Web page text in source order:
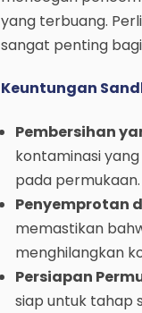
yang terbuang.
sangat penting
Keuntungan
Pembersihan
kontaminasi
pada permukaan.
Penyemprotan
memastikan
menghilangkan
Persiapan
siap untuk tahap